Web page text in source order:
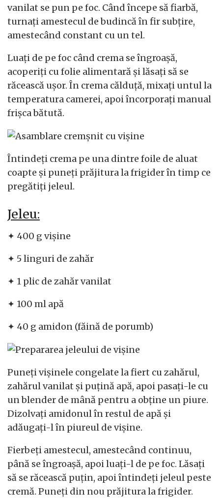
vanilat se pun pe foc. Când începe să fiarbă,
turnați amestecul de budincă în fir subțire,
amestecând constant cu un tel.
Luați de pe foc când crema se îngroașă,
acoperiți cu folie alimentară și lăsați să se
răcească ușor. În crema călduță, mixați untul la
temperatura camerei, apoi încorporați manual
frișca bătută.
Întindeți crema pe una dintre foile de aluat
coapte și puneți prăjitura la frigider în timp ce
pregătiți jeleul.
Jeleu:
✦ 400 g vișine
✦ 5 linguri de zahăr
✦ 1 plic de zahăr vanilat
✦ 100 ml apă
✦ 40 g amidon (făină de porumb)
Puneți vișinele congelate la fiert cu zahărul,
zahărul vanilat și puțină apă, apoi pasați-le cu
un blender de mână pentru a obține un piure.
Dizolvați amidonul în restul de apă și
adăugați-l în piureul de vișine.
Fierbeți amestecul, amestecând continuu,
până se îngroașă, apoi luați-l de pe foc. Lăsați
să se răcească puțin, apoi întindeți jeleul peste
cremă. Puneți din nou prăjitura la frigider.